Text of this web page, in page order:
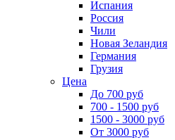
Испания
Россия
Чили
Новая Зеландия
Германия
Грузия
Цена
До 700 руб
700 - 1500 руб
1500 - 3000 руб
От 3000 руб